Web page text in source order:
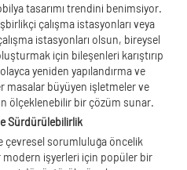
tasarımı trendini benimsiyor.
çalışma istasyonları veya
istasyonları olsun, bireysel
için bileşenleri karıştırıp
yeniden yapılandırma ve
masalar büyüyen işletmeler ve
ölçeklenebilir bir çözüm sunar.
Sürdürülebilirlik
sorumluluğa öncelik
işyerleri için popüler bir